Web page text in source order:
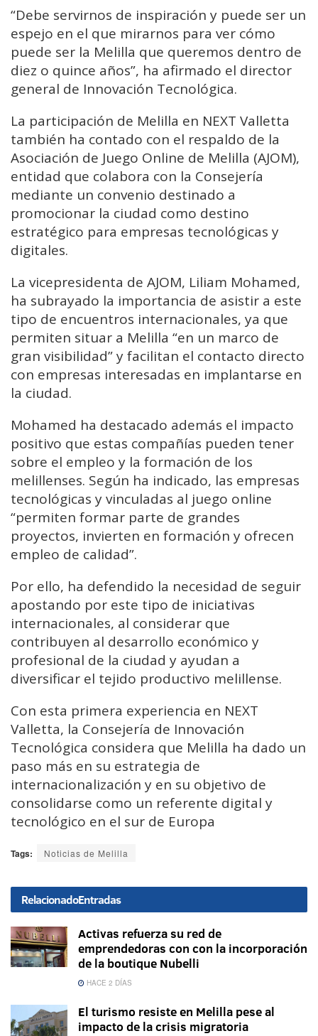
“Debe servirnos de inspiración y puede ser un
espejo en el que mirarnos para ver cómo
puede ser la Melilla que queremos dentro de
diez o quince años”, ha afirmado el director
general de Innovación Tecnológica.
La participación de Melilla en NEXT Valletta
también ha contado con el respaldo de la
Asociación de Juego Online de Melilla (AJOM),
entidad que colabora con la Consejería
mediante un convenio destinado a
promocionar la ciudad como destino
estratégico para empresas tecnológicas y
digitales.
La vicepresidenta de AJOM, Liliam Mohamed,
ha subrayado la importancia de asistir a este
tipo de encuentros internacionales, ya que
permiten situar a Melilla “en un marco de
gran visibilidad” y facilitan el contacto directo
con empresas interesadas en implantarse en
la ciudad.
Mohamed ha destacado además el impacto
positivo que estas compañías pueden tener
sobre el empleo y la formación de los
melillenses. Según ha indicado, las empresas
tecnológicas y vinculadas al juego online
“permiten formar parte de grandes
proyectos, invierten en formación y ofrecen
empleo de calidad”.
Por ello, ha defendido la necesidad de seguir
apostando por este tipo de iniciativas
internacionales, al considerar que
contribuyen al desarrollo económico y
profesional de la ciudad y ayudan a
diversificar el tejido productivo melillense.
Con esta primera experiencia en NEXT
Valletta, la Consejería de Innovación
Tecnológica considera que Melilla ha dado un
paso más en su estrategia de
internacionalización y en su objetivo de
consolidarse como un referente digital y
tecnológico en el sur de Europa
Tags: Noticias de Melilla
RelacionadoEntradas
Activas refuerza su red de
emprendedoras con con la incorporación
de la boutique Nubelli
HACE 2 DÍAS
El turismo resiste en Melilla pese al
impacto de la crisis migratoria